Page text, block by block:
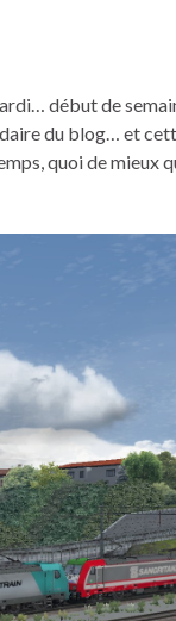
début de
du blog… et
quoi de mieux